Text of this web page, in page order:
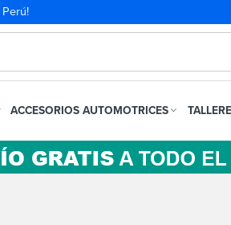
ACCESORIOS AUTOMOTRICES